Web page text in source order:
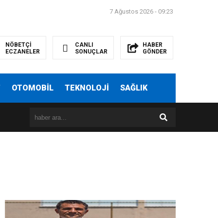
7 Ağustos 2026 - 09:23
NÖBETÇİ
ECZANELER
CANLI
SONUÇLAR
HABER
GÖNDER
OTOMOBİL TEKNOLOJİ SAĞLIK